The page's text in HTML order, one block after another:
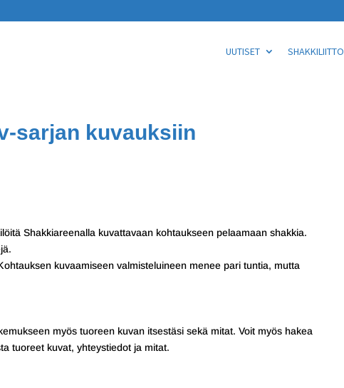
UUTISET SHAKKILIITTO
sarjan kuvauksiin
Shakkiareenalla kuvattavaan kohtaukseen pelaamaan shakkia.
kuvaamiseen valmisteluineen menee pari tuntia, mutta
myös tuoreen kuvan itsestäsi sekä mitat. Voit myös hakea
tuoreet kuvat, yhteystiedot ja mitat.